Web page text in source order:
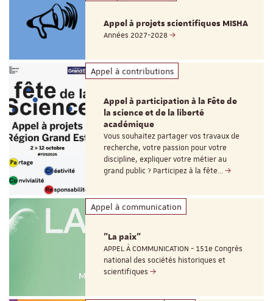
Appel à projets scientifiques MISHA
Années 2027-2028
Appel à contributions
Appel à participation à la Fête de
la science et de la liberté
académique
Vous souhaitez partager vos travaux de
recherche, votre passion pour votre
discipline, expliquer votre métier au
grand public ? Participez à la fête…
Appel à communication
"La paix"
APPEL À COMMUNICATION - 151e Congrès
national des sociétés historiques et
scientifiques